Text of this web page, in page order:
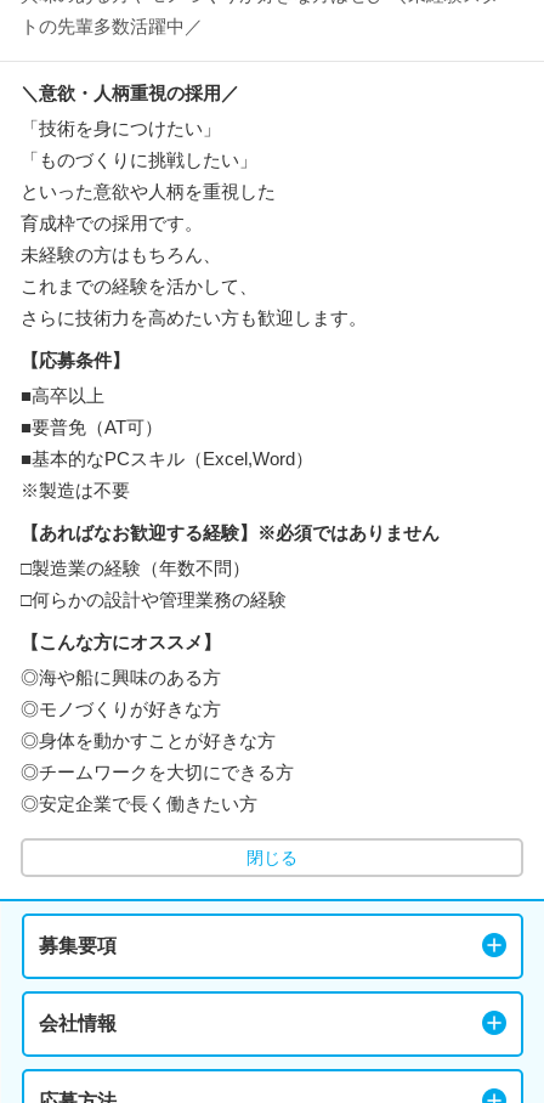
トの先輩多数活躍中／
＼意欲・人柄重視の採用／
「技術を身につけたい」
「ものづくりに挑戦したい」
といった意欲や人柄を重視した
育成枠での採用です。
未経験の方はもちろん、
これまでの経験を活かして、
さらに技術力を高めたい方も歓迎します。
【応募条件】
■高卒以上
■要普免（AT可）
■基本的なPCスキル（Excel,Word）
※製造は不要
【あればなお歓迎する経験】※必須ではありません
□製造業の経験（年数不問）
□何らかの設計や管理業務の経験
【こんな方にオススメ】
◎海や船に興味のある方
◎モノづくりが好きな方
◎身体を動かすことが好きな方
◎チームワークを大切にできる方
◎安定企業で長く働きたい方
閉じる
募集要項
会社情報